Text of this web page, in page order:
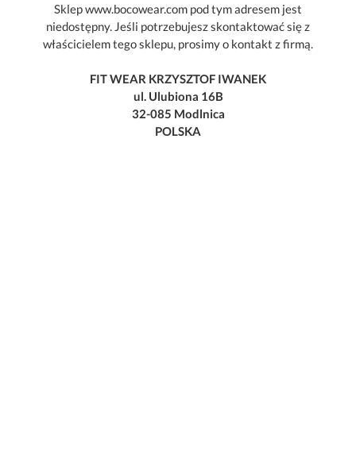
Sklep www.bocowear.com pod tym adresem jest
niedostępny. Jeśli potrzebujesz skontaktować się z
właścicielem tego sklepu, prosimy o kontakt z firmą.
FIT WEAR KRZYSZTOF IWANEK
ul. Ulubiona 16B
32-085 Modlnica
POLSKA